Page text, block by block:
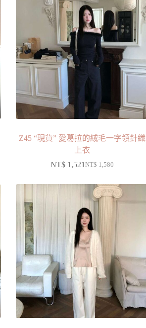
Z45 “現貨” 愛葛拉的絨毛一字領針織
上衣
NT$ 1,580
NT$ 1,521